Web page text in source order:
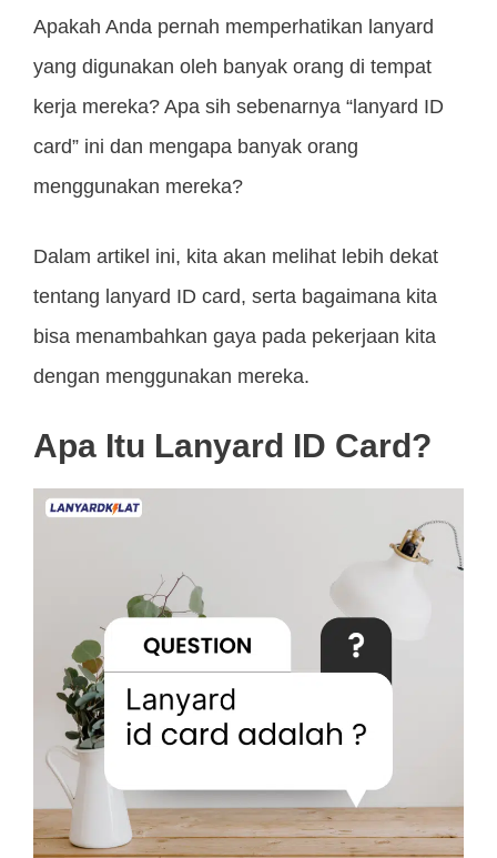
Apakah Anda pernah memperhatikan lanyard
yang digunakan oleh banyak orang di tempat
kerja mereka? Apa sih sebenarnya “lanyard ID
card” ini dan mengapa banyak orang
menggunakan mereka?
Dalam artikel ini, kita akan melihat lebih dekat
tentang lanyard ID card, serta bagaimana kita
bisa menambahkan gaya pada pekerjaan kita
dengan menggunakan mereka.
Apa Itu Lanyard ID Card?